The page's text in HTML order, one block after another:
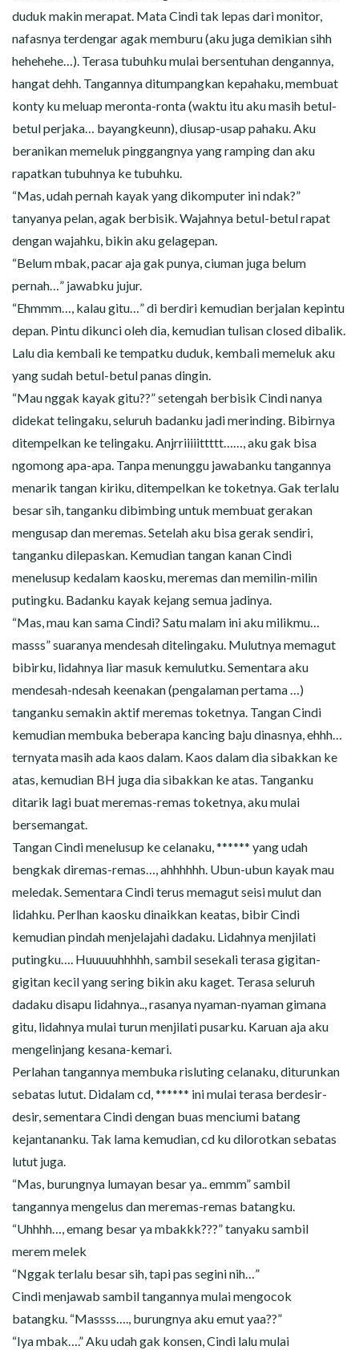
duduk makin merapat. Mata Cindi tak lepas dari monitor,
nafasnya terdengar agak memburu (aku juga demikian sihh
hehehehe…). Terasa tubuhku mulai bersentuhan dengannya,
hangat dehh. Tangannya ditumpangkan kepahaku, membuat
konty ku meluap meronta-ronta (waktu itu aku masih betul-
betul perjaka… bayangkeunn), diusap-usap pahaku. Aku
beranikan memeluk pinggangnya yang ramping dan aku
rapatkan tubuhnya ke tubuhku.
“Mas, udah pernah kayak yang dikomputer ini ndak?”
tanyanya pelan, agak berbisik. Wajahnya betul-betul rapat
dengan wajahku, bikin aku gelagepan.
“Belum mbak, pacar aja gak punya, ciuman juga belum
pernah…” jawabku jujur.
“Ehmmm…, kalau gitu…” di berdiri kemudian berjalan kepintu
depan. Pintu dikunci oleh dia, kemudian tulisan closed dibalik.
Lalu dia kembali ke tempatku duduk, kembali memeluk aku
yang sudah betul-betul panas dingin.
“Mau nggak kayak gitu??” setengah berbisik Cindi nanya
didekat telingaku, seluruh badanku jadi merinding. Bibirnya
ditempelkan ke telingaku. Anjrriiiiittttt……, aku gak bisa
ngomong apa-apa. Tanpa menunggu jawabanku tangannya
menarik tangan kiriku, ditempelkan ke toketnya. Gak terlalu
besar sih, tanganku dibimbing untuk membuat gerakan
mengusap dan meremas. Setelah aku bisa gerak sendiri,
tanganku dilepaskan. Kemudian tangan kanan Cindi
menelusup kedalam kaosku, meremas dan memilin-milin
putingku. Badanku kayak kejang semua jadinya.
“Mas, mau kan sama Cindi? Satu malam ini aku milikmu…
masss” suaranya mendesah ditelingaku. Mulutnya memagut
bibirku, lidahnya liar masuk kemulutku. Sementara aku
mendesah-ndesah keenakan (pengalaman pertama …)
tanganku semakin aktif meremas toketnya. Tangan Cindi
kemudian membuka beberapa kancing baju dinasnya, ehhh…
ternyata masih ada kaos dalam. Kaos dalam dia sibakkan ke
atas, kemudian BH juga dia sibakkan ke atas. Tanganku
ditarik lagi buat meremas-remas toketnya, aku mulai
bersemangat.
Tangan Cindi menelusup ke celanaku, ****** yang udah
bengkak diremas-remas…, ahhhhhh. Ubun-ubun kayak mau
meledak. Sementara Cindi terus memagut seisi mulut dan
lidahku. Perlhan kaosku dinaikkan keatas, bibir Cindi
kemudian pindah menjelajahi dadaku. Lidahnya menjilati
putingku…. Huuuuuhhhhh, sambil sesekali terasa gigitan-
gigitan kecil yang sering bikin aku kaget. Terasa seluruh
dadaku disapu lidahnya.., rasanya nyaman-nyaman gimana
gitu, lidahnya mulai turun menjilati pusarku. Karuan aja aku
mengelinjang kesana-kemari.
Perlahan tangannya membuka risluting celanaku, diturunkan
sebatas lutut. Didalam cd, ****** ini mulai terasa berdesir-
desir, sementara Cindi dengan buas menciumi batang
kejantananku. Tak lama kemudian, cd ku dilorotkan sebatas
lutut juga.
“Mas, burungnya lumayan besar ya.. emmm” sambil
tangannya mengelus dan meremas-remas batangku.
“Uhhhh…, emang besar ya mbakkk???” tanyaku sambil
merem melek
“Nggak terlalu besar sih, tapi pas segini nih…”
Cindi menjawab sambil tangannya mulai mengocok
batangku. “Massss…., burungnya aku emut yaa??”
“Iya mbak….” Aku udah gak konsen, Cindi lalu mulai